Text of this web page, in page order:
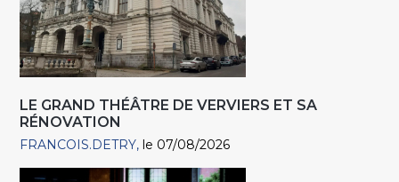
LE GRAND THÉÂTRE DE VERVIERS ET SA
RÉNOVATION
FRANCOIS.DETRY le 07/08/2026